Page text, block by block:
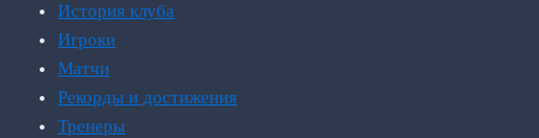
История клуба
Игроки
Матчи
Рекорды и достижения
Тренеры